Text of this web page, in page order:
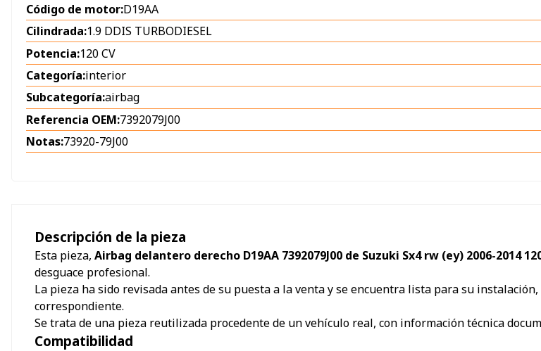
Código de motor:D19AA
Cilindrada:1.9 DDIS TURBODIESEL
Potencia:120 CV
Categoría:interior
Subcategoría:airbag
Referencia OEM:7392079J00
Notas:73920-79J00
Descripción de la pieza
Esta pieza, Airbag delantero derecho D19AA 7392079J00 de Suzuki Sx4 rw (ey) 2006-2014
desguace profesional.
La pieza ha sido revisada antes de su puesta a la venta y se encuentra lista para su
correspondiente.
Se trata de una pieza reutilizada procedente de un vehículo real, con información técnica
Compatibilidad